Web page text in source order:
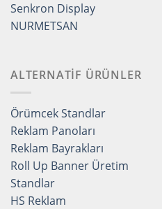
Senkron Display
NURMETSAN
ALTERNATİF ÜRÜNLER
Örümcek Standlar
Reklam Panoları
Reklam Bayrakları
Roll Up Banner Üretim
Standlar
HS Reklam